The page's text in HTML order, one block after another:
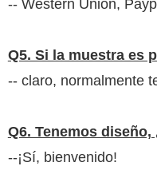
-- Western Union,
Q5. Si la muestra es
-- claro, normalmente
Q6. Tenemos
--¡Sí, bienvenido!